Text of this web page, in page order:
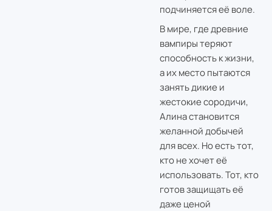
подчиняется её воле.
В мире, где древние
вампиры теряют
способность к жизни,
а их место пытаются
занять дикие и
жестокие сородичи,
Алина становится
желанной добычей
для всех. Но есть тот,
кто не хочет её
использовать. Тот, кто
готов защищать её
даже ценой